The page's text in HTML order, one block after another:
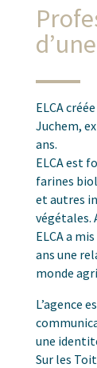
ELCA
Juchem,
ans.
ELCA est
farines
et autres
végétales.
ELCA a
ans une
monde
L’agence
une
Sur les